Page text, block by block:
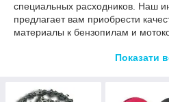
специальных расходников. Наш
предлагает вам приобрести
материалы к бензопилам и
станки. Продукция будетПоказати